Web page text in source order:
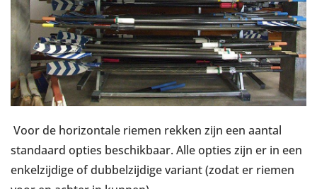
Voor de horizontale riemen rekken zijn een aantal
standaard opties beschikbaar. Alle opties zijn er in een
enkelzijdige of dubbelzijdige variant (zodat er riemen